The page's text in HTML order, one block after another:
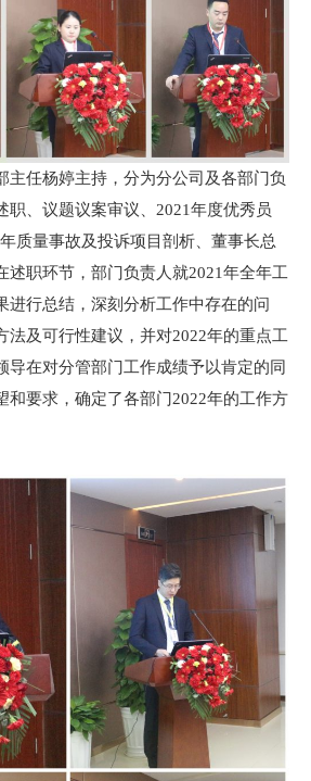
任杨婷主持，分为分公司及各部门负
职、议题议案审议、2021年度优秀员
质量事故及投诉项目剖析、董事长总
述职环节，部门负责人就2021年全年工
进行总结，深刻分析工作中存在的问
法及可行性建议，并对2022年的重点工
导在对分管部门工作成绩予以肯定的同
和要求，确定了各部门2022年的工作方